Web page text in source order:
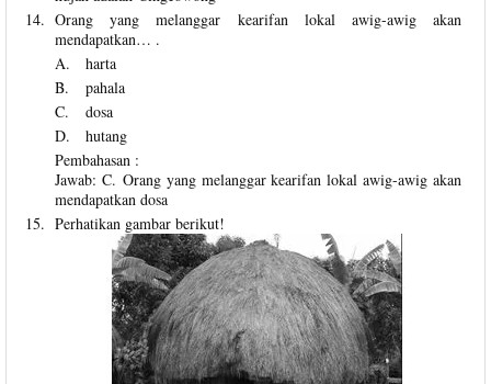
14. Orang yang melanggar kearifan lokal awig-awig akan
mendapatkan… .
A.
harta
B.
pahala
C.
dosa
D.
hutang
Pembahasan :
Jawab: C. Orang yang melanggar kearifan lokal awig-awig akan
mendapatkan dosa
15. Perhatikan gambar berikut!